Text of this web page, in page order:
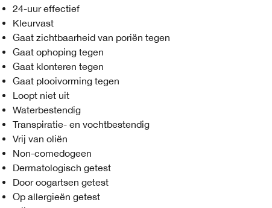
24-uur effectief
Kleurvast
Gaat zichtbaarheid van poriën tegen
Gaat ophoping tegen
Gaat klonteren tegen
Gaat plooivorming tegen
Loopt niet uit
Waterbestendig
Transpiratie- en vochtbestendig
Vrij van oliën
Non-comedogeen
Dermatologisch getest
Door oogartsen getest
Op allergieën getest